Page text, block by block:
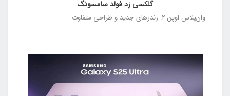
گلکسی زد فولد سامسونگ
وان‌پلاس اوپن ۲: رندرهای جدید و طراحی متفاوت